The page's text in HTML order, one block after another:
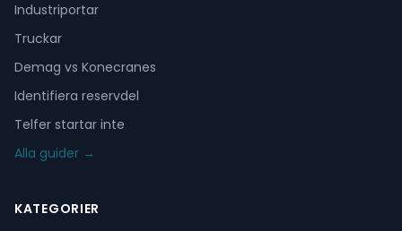
Industriportar
Truckar
Demag vs Konecranes
Identifiera reservdel
Telfer startar inte
Alla guider →
KATEGORIER